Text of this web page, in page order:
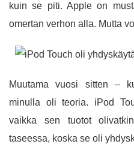
kuin se piti. Apple on
omertan verhon alla. Mutta
Muutama vuosi sitten –
minulla oli teoria. iPod
vaikka sen tuotot
taseessa, koska se oli